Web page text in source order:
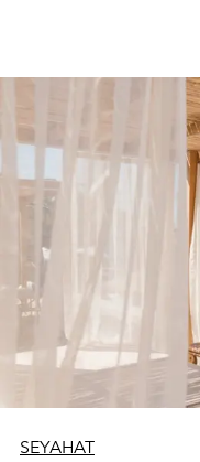
SEYAHAT